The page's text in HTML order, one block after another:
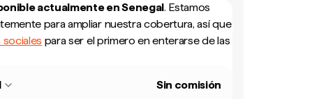
actualmente enSenegal. Estamos
para ampliar nuestra cobertura, así que
para ser el primero en enterarse de las
Sin comisión